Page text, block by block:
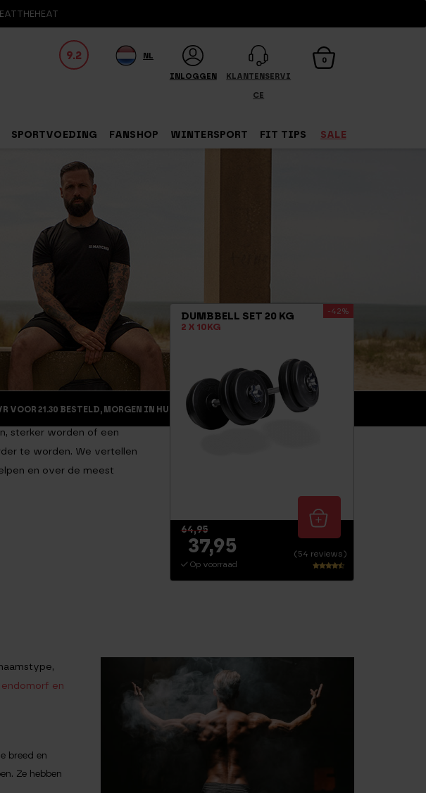
9.2 NL
INLOGGEN KLANTENSERVI
CE
0
SPORTVOEDING FANSHOP WINTERSPORT FIT TIPS SALE
RETOURNEREN ZAKELIJK
VOOR 21.30 BESTELD, MORGEN IN HUIS
sterker worden of een
te worden. We vertellen
en over de meest
DUMBBELL SET 20 KG
2 X 10KG
-42%
(54 reviews)
64,95
37,95
Op voorraad
en
breed en
Ze hebben